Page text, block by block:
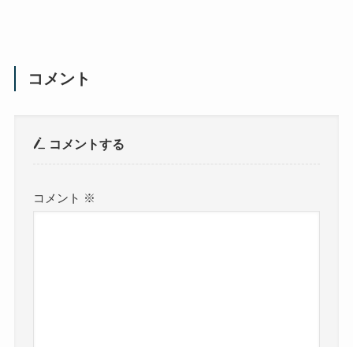
コメント
コメントする
コメント ※